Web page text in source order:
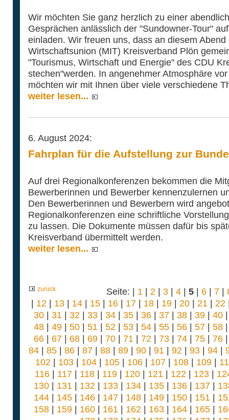
Wir möchten Sie ganz herzlich zu einer
Gesprächen anlässlich der "Sundowner-Tour"
einladen. Wir freuen uns, dass an diesem
Wirtschaftsunion (MIT) Kreisverband Plön
"Tourismus, Wirtschaft und Energie" des CDU
stechen"werden. In angenehmer Atmosphäre
möchten wir mit Ihnen über viele verschiedene
weiter lesen...
6. August 2024:
Fahrplan für die Aufstellung zur
Auf drei Regionalkonferenzen bekommen die
Bewerberinnen und Bewerber kennenzulernen
Den Bewerberinnen und Bewerbern wird
Regionalkonferenzen eine schriftliche
zu lassen. Die Dokumente müssen dafür bis
Kreisverband übermittelt werden.
weiter lesen...
zurück Seite: | 1 | 2 | 3 | 4 | 5 | 6 | 7 |
| 12 | 13| 14| 15| 16| 17| 18| 19| 20| 21 | 22
30| 31 | 32 | 33| 34| 35| 36| 37| 38| 39| 40
48| 49| 50| 51 | 52 | 53| 54| 55| 56| 57| 58
66| 67| 68| 69| 70| 71 | 72 | 73| 74| 75| 76
84| 85| 86| 87| 88| 89| 90| 91 | 92 | 93| 94|
102 | 103 | 104 | 105 | 106 | 107 | 108 | 109 |
116| 117| 118| 119| 120| 121 | 122 | 123|
130| 131 | 132 | 133| 134| 135| 136| 137|
144| 145| 146| 147| 148| 149| 150| 151 |
158| 159| 160| 161 | 162 | 163| 164| 165|